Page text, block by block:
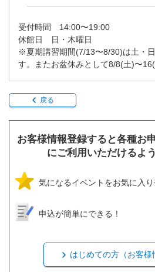
受付時間 14:00〜19:00
休館日 日・木曜日
※夏期講習期間(7/13〜8/30)は土・
す。またお盆休みとして8/8(土)〜
戻る
お客様情報登録すると各種お
にご利用いただけるよ
気になるイベントをお気に入り
申込が簡単にできる！
はじめての方（お客様